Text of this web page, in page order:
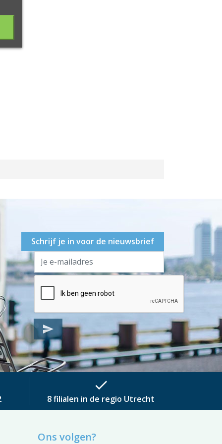
Schrijf je in voor de nieuwsbrief
send
check
8 filialen in de regio Utrecht
Ons volgen?